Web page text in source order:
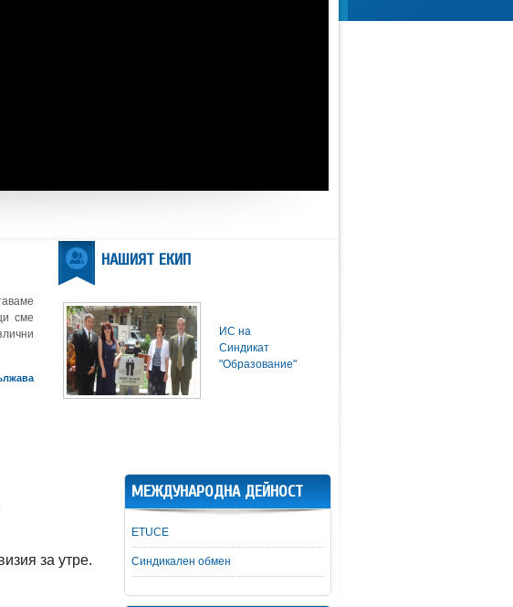
сме
НАШИЯТ ЕКИП
ИС на
Синдикат
"Образование"
за утре.
МЕЖДУНАРОДНА ДЕЙНОСТ
ETUCE
Синдикален обмен